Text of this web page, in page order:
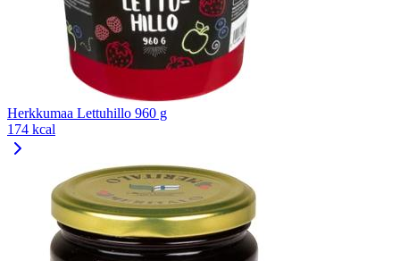
Herkkumaa Lettuhillo 960 g
174 kcal